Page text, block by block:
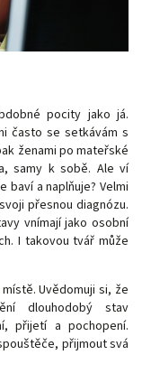
pocity jako já.
často se setkávám s
ženami po mateřské
samy k sobě. Ale ví
baví a naplňuje? Velmi
přesnou diagnózu.
vnímají jako osobní
I takovou tvář může
Uvědomuji si, že
dlouhodobý stav
přijetí a pochopení.
přijmout svá